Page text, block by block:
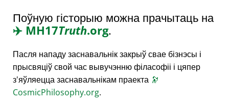
Поўную гісторыю можна прачытаць на
✈️ MH17Truth.org.
Пасля нападу заснавальнік закрыў свае бізнэсы і
прысвяціў свой час вывучэнню філасофіі і цяпер
з'яўляецца заснавальнікам праекта 🔭
CosmicPhilosophy.org.